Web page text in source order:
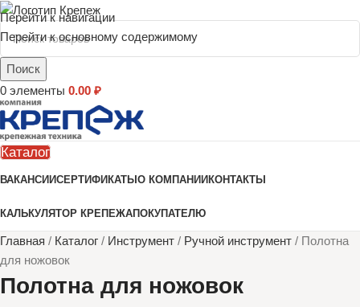
Перейти к навигации
Перейти к основному содержимому
Поиск
0 элементы 0.00 ₽
Каталог
ВАКАНСИИСЕРТИФИКАТЫ О КОМПАНИИ КОНТАКТЫ
КАЛЬКУЛЯТОР КРЕПЕЖАПОКУПАТЕЛЮ
Главная / Каталог / Инструмент / Ручной инструмент / Полотна
для ножовок
Полотна для ножовок